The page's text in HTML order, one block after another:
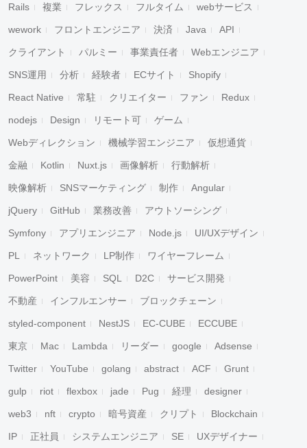
Rails 複業 フレックス フルタイム webサービス
wework フロントエンジニア 決済 Java API
クライアント パルミー 事業責任者 Webエンジニア
SNS運用 分析 経験者 ECサイト Shopify
React Native 常駐 クリエイター ファン Redux
nodejs Design リモート可 ゲーム
Webディレクション 機械学習エンジニア 仮想通貨
金融 Kotlin Nuxt.js 画像解析 行動解析
映像解析 SNSマーケティング 制作 Angular
jQuery GitHub 業務改善 アウトソーシング
Symfony アプリエンジニア Node.js UI/UXデザイン
PL ネットワーク LP制作 ワイヤーフレーム
PowerPoint 美容 SQL D2C サービス開発
不動産 インフルエンサー ブロックチェーン
styled-component NestJS EC-CUBE ECCUBE
東京 Mac Lambda リーダー google Adsense
Twitter YouTube golang abstract ACF Grunt
gulp riot flexbox jade Pug 経理 designer
web3 nft crypto 暗号資産 クリプト Blockchain
IP 正社員 システムエンジニア SE UXデザイナー